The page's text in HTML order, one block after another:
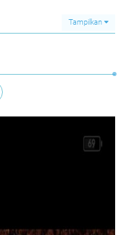
Tampilkan